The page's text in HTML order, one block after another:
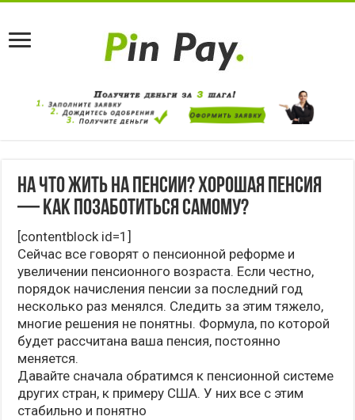
На что жить на пенсии? Хорошая пенсия
— как позаботиться самому?
[contentblock id=1]
Сейчас все говорят о пенсионной реформе и
увеличении пенсионного возраста. Если честно,
порядок начисления пенсии за последний год
несколько раз менялся. Следить за этим тяжело,
многие решения не понятны. Формула, по которой
будет рассчитана ваша пенсия, постоянно
меняется.
Давайте сначала обратимся к пенсионной системе
других стран, к примеру США. У них все с этим
стабильно и понятно